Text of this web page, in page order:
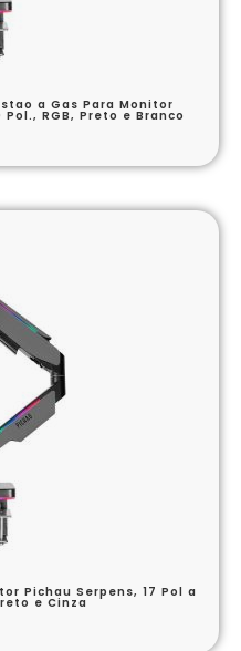
a Gas Para Monitor
RGB, Preto e Branco
Pichau Serpens, 17 Pol a
e Cinza